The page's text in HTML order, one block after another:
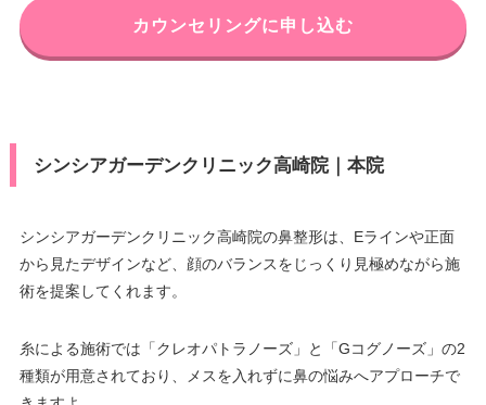
カウンセリングに申し込む
シンシアガーデンクリニック高崎院｜本院
シンシアガーデンクリニック高崎院の鼻整形は、Eラインや正面
から見たデザインなど、顔のバランスをじっくり見極めながら施
術を提案してくれます。
糸による施術では「クレオパトラノーズ」と「Gコグノーズ」の2
種類が用意されており、メスを入れずに鼻の悩みへアプローチで